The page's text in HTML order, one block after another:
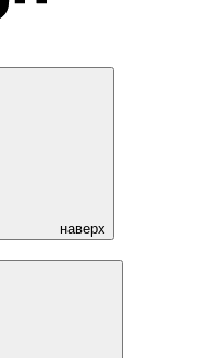
наверх